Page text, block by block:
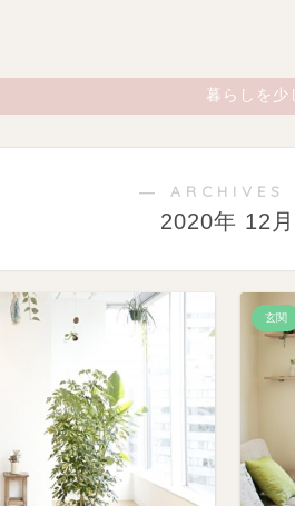
暮らしを少
― ARCHIVES
2020年 12月
玄関